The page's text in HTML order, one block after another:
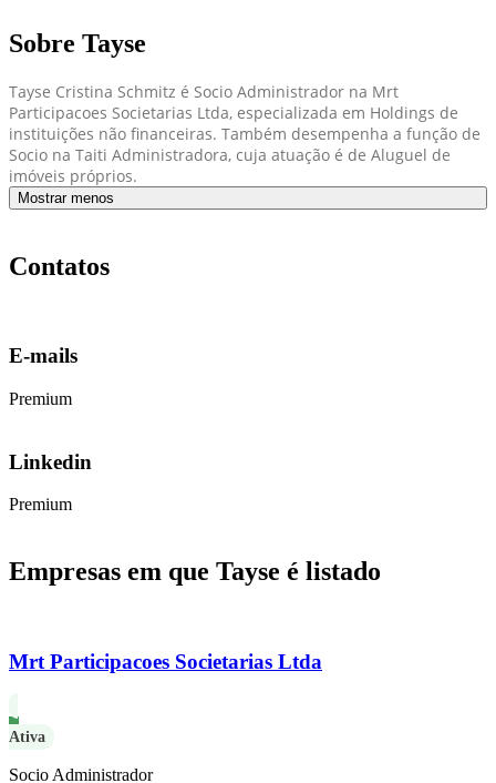
Sobre Tayse
Tayse Cristina Schmitz é Socio Administrador na Mrt
Participacoes Societarias Ltda, especializada em Holdings de
instituições não financeiras. Também desempenha a função de
Socio na Taiti Administradora, cuja atuação é de Aluguel de
imóveis próprios.
Mostrar menos
Contatos
E-mails
Premium
Linkedin
Premium
Empresas em que Tayse é listado
Mrt Participacoes Societarias Ltda
Ativa
Socio Administrador